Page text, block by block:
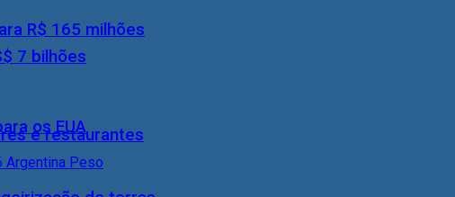
R$ 165 milhões
e restaurantes
7 bilhões
os EUA